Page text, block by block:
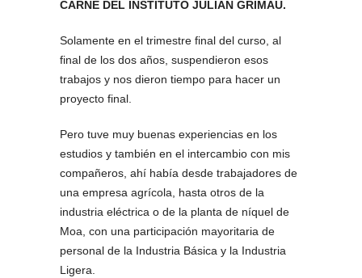
CARNE DEL INSTITUTO JULIAN GRIMAU.
Solamente en el trimestre final del curso, al
final de los dos años, suspendieron esos
trabajos y nos dieron tiempo para hacer un
proyecto final.
Pero tuve muy buenas experiencias en los
estudios y también en el intercambio con mis
compañeros, ahí había desde trabajadores de
una empresa agrícola, hasta otros de la
industria eléctrica o de la planta de níquel de
Moa, con una participación mayoritaria de
personal de la Industria Básica y la Industria
Ligera.